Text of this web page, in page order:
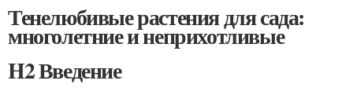
Тенелюбивые растения для сада:
многолетние и неприхотливые
H2 Введение